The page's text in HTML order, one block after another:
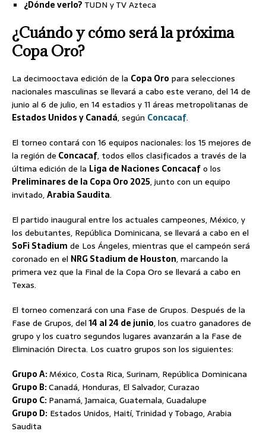
¿Dónde verlo? TUDN y TV Azteca
¿Cuándo y cómo será la próxima
Copa Oro?
La decimooctava edición de la Copa Oro para selecciones
nacionales masculinas se llevará a cabo este verano, del 14 de
junio al 6 de julio, en 14 estadios y 11 áreas metropolitanas de
Estados Unidos y Canadá, según Concacaf.
El torneo contará con 16 equipos nacionales: los 15 mejores de
la región de Concacaf, todos ellos clasificados a través de la
última edición de la Liga de Naciones Concacafo los
Preliminares de la Copa Oro 2025, junto con un equipo
invitado,Arabia Saudita.
El partido inaugural entre los actuales campeones, México, y
los debutantes, República Dominicana, se llevará a cabo en el
SoFi Stadium de Los Ángeles, mientras que el campeón será
coronado en el NRG Stadium de Houston, marcando la
primera vez que la Final de la Copa Oro se llevará a cabo en
Texas.
El torneo comenzará con una Fase de Grupos. Después de la
Fase de Grupos, del14 al 24 de junio, los cuatro ganadores de
grupo y los cuatro segundos lugares avanzarán a la Fase de
Eliminación Directa. Los cuatro grupos son los siguientes:
Grupo A:México, Costa Rica, Surinam, República Dominicana
Grupo B:Canadá, Honduras, El Salvador, Curazao
Grupo C:Panamá, Jamaica, Guatemala, Guadalupe
Grupo D: Estados Unidos, Haití, Trinidad y Tobago, Arabia
Saudita